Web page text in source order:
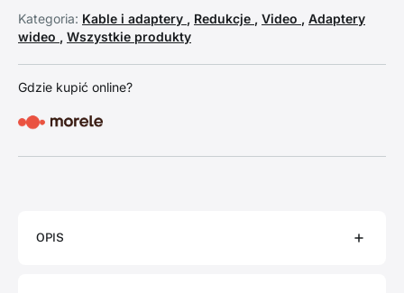
Kategoria: Kable i adaptery , Redukcje , Video , Adaptery
wideo , Wszystkie produkty
Gdzie kupić online?
OPIS